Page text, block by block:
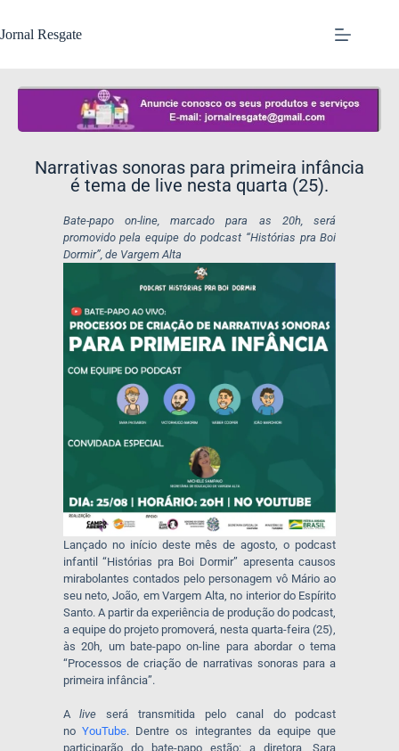
Jornal Resgate
Narrativas sonoras para primeira infância
é tema de live nesta quarta (25).
Bate-papo on-line, marcado para as 20h, será
promovido pela equipe do podcast “Histórias pra Boi
Dormir”, de Vargem Alta
Lançado no início deste mês de agosto, o podcast
infantil “Histórias pra Boi Dormir” apresenta causos
mirabolantes contados pelo personagem vô Mário ao
seu neto, João, em Vargem Alta, no interior do Espírito
Santo. A partir da experiência de produção do podcast,
a equipe do projeto promoverá, nesta quarta-feira (25),
às 20h, um bate-papo on-line para abordar o tema
“Processos de criação de narrativas sonoras para a
primeira infância”.
Alive será transmitida pelo canal do podcast
no YouTube. Dentre os integrantes da equipe que
participarão do bate-papo estão: a diretora, Sara